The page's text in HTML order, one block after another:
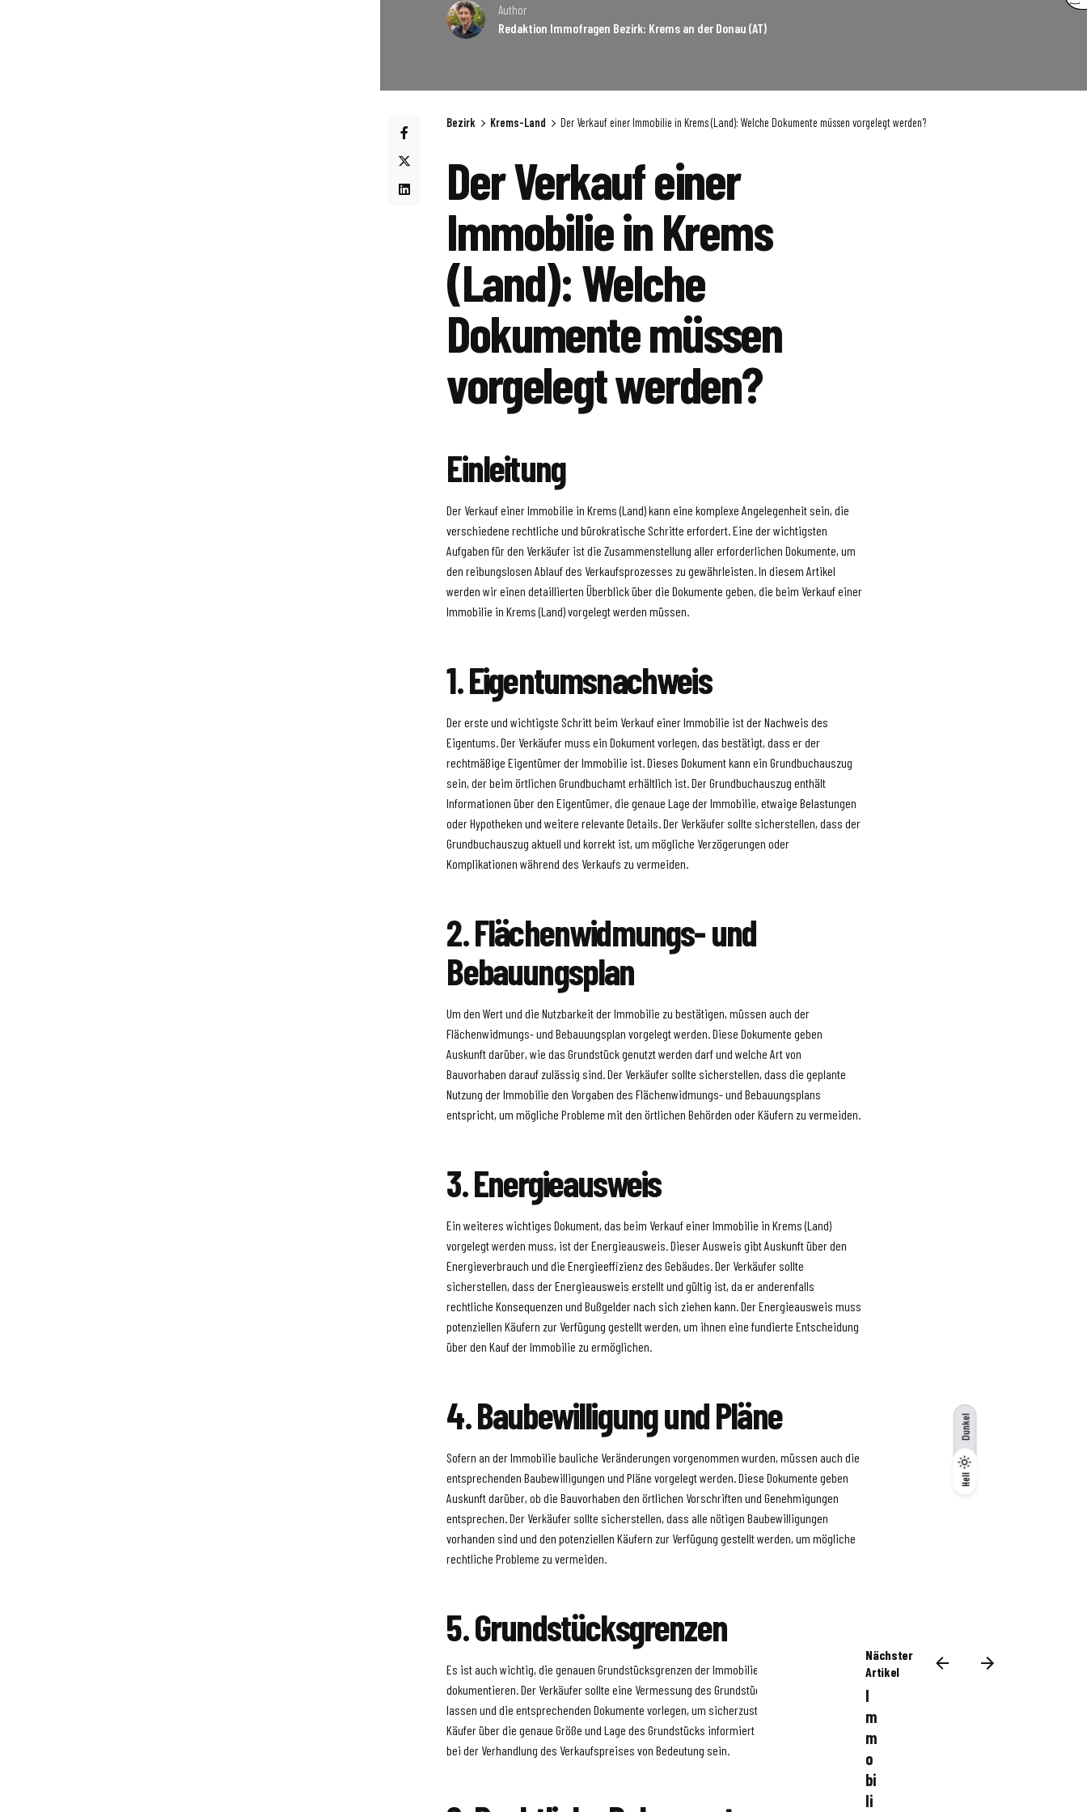
Hell
Dunkel
Hell
Dunkel
Author
Redaktion Immofragen Bezirk: Krems an der Donau (AT)
Bezirk Krems-Land Der Verkauf einer Immobilie in Krems (Land): Welche Dokumente müssen vorgelegt werden?
Der Verkauf einer
Immobilie in Krems
(Land): Welche
Dokumente müssen
vorgelegt werden?
Einleitung
Der Verkauf einer Immobilie in Krems (Land) kann eine komplexe Angelegenheit sein, die
verschiedene rechtliche und bürokratische Schritte erfordert. Eine der wichtigsten
Aufgaben für den Verkäufer ist die Zusammenstellung aller erforderlichen Dokumente, um
den reibungslosen Ablauf des Verkaufsprozesses zu gewährleisten. In diesem Artikel
werden wir einen detaillierten Überblick über die Dokumente geben, die beim Verkauf einer
Immobilie in Krems (Land) vorgelegt werden müssen.
1. Eigentumsnachweis
Der erste und wichtigste Schritt beim Verkauf einer Immobilie ist der Nachweis des
Eigentums. Der Verkäufer muss ein Dokument vorlegen, das bestätigt, dass er der
rechtmäßige Eigentümer der Immobilie ist. Dieses Dokument kann ein Grundbuchauszug
sein, der beim örtlichen Grundbuchamt erhältlich ist. Der Grundbuchauszug enthält
Informationen über den Eigentümer, die genaue Lage der Immobilie, etwaige Belastungen
oder Hypotheken und weitere relevante Details. Der Verkäufer sollte sicherstellen, dass der
Grundbuchauszug aktuell und korrekt ist, um mögliche Verzögerungen oder
Komplikationen während des Verkaufs zu vermeiden.
2. Flächenwidmungs- und
Bebauungsplan
Um den Wert und die Nutzbarkeit der Immobilie zu bestätigen, müssen auch der
Flächenwidmungs- und Bebauungsplan vorgelegt werden. Diese Dokumente geben
Auskunft darüber, wie das Grundstück genutzt werden darf und welche Art von
Bauvorhaben darauf zulässig sind. Der Verkäufer sollte sicherstellen, dass die geplante
Nutzung der Immobilie den Vorgaben des Flächenwidmungs- und Bebauungsplans
entspricht, um mögliche Probleme mit den örtlichen Behörden oder Käufern zu vermeiden.
3. Energieausweis
Ein weiteres wichtiges Dokument, das beim Verkauf einer Immobilie in Krems (Land)
vorgelegt werden muss, ist der Energieausweis. Dieser Ausweis gibt Auskunft über den
Energieverbrauch und die Energieeffizienz des Gebäudes. Der Verkäufer sollte
sicherstellen, dass der Energieausweis erstellt und gültig ist, da er anderenfalls
rechtliche Konsequenzen und Bußgelder nach sich ziehen kann. Der Energieausweis muss
potenziellen Käufern zur Verfügung gestellt werden, um ihnen eine fundierte Entscheidung
über den Kauf der Immobilie zu ermöglichen.
4. Baubewilligung und Pläne
Sofern an der Immobilie bauliche Veränderungen vorgenommen wurden, müssen auch die
entsprechenden Baubewilligungen und Pläne vorgelegt werden. Diese Dokumente geben
Auskunft darüber, ob die Bauvorhaben den örtlichen Vorschriften und Genehmigungen
entsprechen. Der Verkäufer sollte sicherstellen, dass alle nötigen Baubewilligungen
vorhanden sind und den potenziellen Käufern zur Verfügung gestellt werden, um mögliche
rechtliche Probleme zu vermeiden.
5. Grundstücksgrenzen
Es ist auch wichtig, die genauen Grundstücksgrenzen der Immobilie zu kennen und zu
dokumentieren. Der Verkäufer sollte eine Vermessung des Grundstücks durchführen
lassen und die entsprechenden Dokumente vorlegen, um sicherzustellen, dass potenzielle
Käufer über die genaue Größe und Lage des Grundstücks informiert sind. Dies kann auch
bei der Verhandlung des Verkaufspreises von Bedeutung sein.
Nächster
Artikel
I
m
m
o
bi
li